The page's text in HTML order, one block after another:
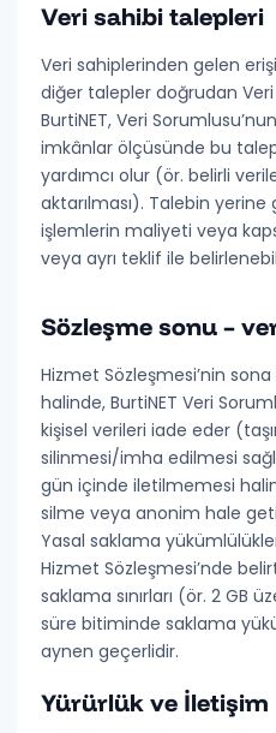
Veri sahibi talepleri
Veri sahiplerinden gelen
diğer talepler doğrudan
BurtiNET, Veri
imkânlar ölçüsünde bu
yardımcı olur (ör. belirli
aktarılması). Talebin
işlemlerin maliyeti veya
veya ayrı teklif ile
Sözleşme sonu –
Hizmet Sözleşmesi’nin
halinde, BurtiNET Veri
kişisel verileriiade eder
silinmesi/imha edilmesi
gün içinde iletilmemesi
silme veya anonim hale
Yasal saklama
Hizmet Sözleşmesi’nde
saklama sınırları (ör. 2 GB
süre bitiminde saklama
aynen geçerlidir.
Yürürlük ve İletişim